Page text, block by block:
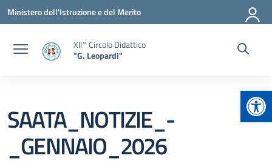
Vai ai contenuti
Vai al menu di navigazione
Vai al footer
Ministero dell'Istruzione e del Merito
XII° Circolo Didattico
"G. Leopardi"
SAATA_NOTIZIE_-
_GENNAIO_2026